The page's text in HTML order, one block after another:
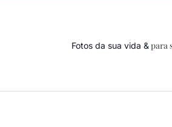
Fotos da sua vida &para